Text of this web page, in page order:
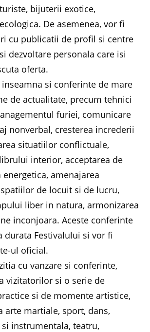
bijuterii exotice,
De asemenea, vor fi
cu publicatii de profil si centre
dezvoltare personala care isi
oferta.
inseamna si conferinte de mare
de actualitate, precum tehnici
furiei, comunicare
nonverbal, cresterea increderii
situatiilor conflictuale,
interior, acceptarea de
amenajarea
de locuit si de lucru,
liber in natura, armonizarea
inconjoara. Aceste conferinte
durata Festivalului si vor fi
ul oficial.
cu vanzare si conferinte,
vizitatorilor si o serie de
si de momente artistice,
arte martiale, sport, dans,
instrumentala, teatru,